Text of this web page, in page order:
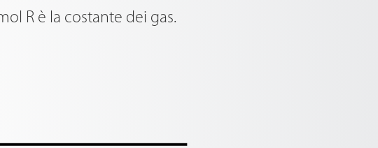
R è la costante dei gas.